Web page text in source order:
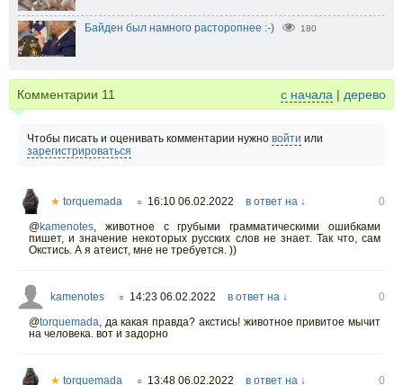
Байден был намного расторопнее :-) 180
Комментарии 11 с начала | дерево
Чтобы писать и оценивать комментарии нужно войти или
зарегистрироваться
★ torquemada ○ 16:10 06.02.2022 в ответ на ↓
0
@kamenotes, животное с грубыми грамматическими ошибками
пишет, и значение некоторых русских слов не знает. Так что, сам
Окстись. А я атеист, мне не требуется. ))
kamenotes ○ 14:23 06.02.2022 в ответ на ↓
0
@torquemada, да какая правда? акстись! животное привитое мычит
на человека. вот и задорно
★ torquemada ○ 13:48 06.02.2022 в ответ на ↓
0